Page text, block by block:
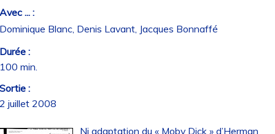
... :
Blanc, Denis Lavant, Jacques Bonnaffé
:
min.
:
juillet 2008
Ni adaptation du « Moby Dick » d’Herman